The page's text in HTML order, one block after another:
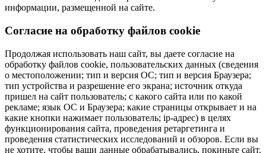
информации, размещенной на сайте.
Cогласие на обработку файлов cookie
Продолжая использовать наш сайт, вы даете согласие на
обработку файлов cookie, пользовательских данных (сведения
о местоположении; тип и версия ОС; тип и версия Браузера;
тип устройства и разрешение его экрана; источник откуда
пришел на сайт пользователь; с какого сайта или по какой
рекламе; язык ОС и Браузера; какие страницы открывает и на
какие кнопки нажимает пользователь; ip-адрес) в целях
функционирования сайта, проведения ретаргетинга и
проведения статистических исследований и обзоров. Если вы
не хотите, чтобы ваши данные обрабатывались, покиньте сайт.